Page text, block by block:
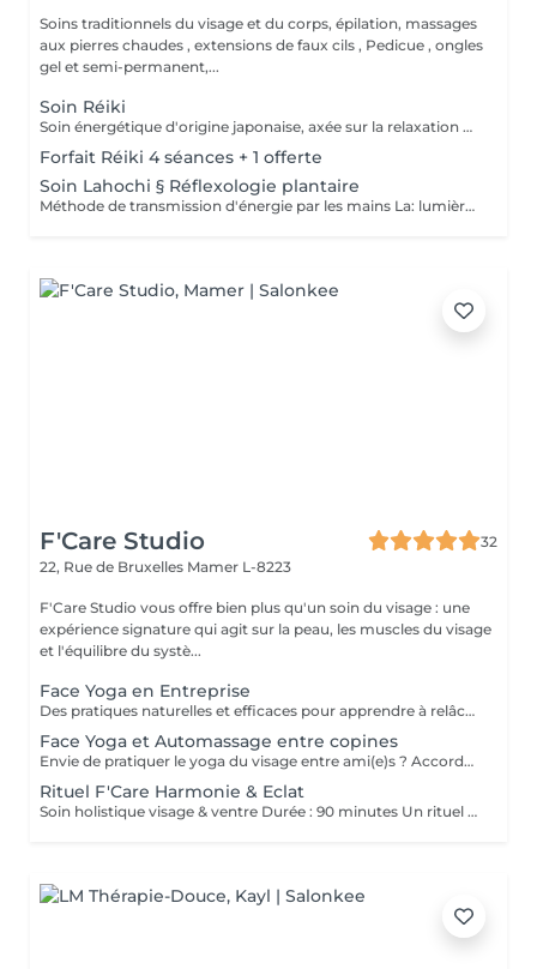
Soins traditionnels du visage et du corps, épilation, massages
aux pierres chaudes , extensions de faux cils , Pedicue , ongles
gel et semi-permanent,...
Soin Réiki
Soin énergétique d'origine japonaise, axée sur la relaxation et l'harmonisation du corps et de l'esprit. REI: universel KI: énergie vital Le praticien pose doucement les mains sur les différentes zones , il n'y a pas de manipulation ou de pression. Effets: -Réduction du stress et de l'anxiété -Sensation de calme et de lâcher prise -Aide à apaiser le mental -favorise l'endormissement -Aide à relâcher les tensions émotionnelles le réiki est une pratique douce qui vise surtout : -la détente -l'équilibre émotionnel -le bien-être global A faire seul ou en cure de 4 séances
Forfait Réiki 4 séances + 1 offerte
Soin Lahochi § Réflexologie plantaire
Méthode de transmission d'énergie par les mains La: lumière, amour HO: mouvement de l'énergie CHI: energie vitale Effets: -Diminue le stress -Procure un calme profond et durable -Aide à harmoniser le corps et l'esprit - Energie retrouvée - Favorise le lâcher-prise -Harmonisation des Chakras Couplé à la réflexologie plantaire c'est un soin qui apporte une relaxation complète et durable alliant les bienfaits du soin énergétique et ceux de la réflexologie . A faire seul ou en cure de 4 séances "Détente absolue "
F'Care Studio
32
22, Rue de Bruxelles Mamer L-8223
F'Care Studio vous offre bien plus qu'un soin du visage : une
expérience signature qui agit sur la peau, les muscles du visage
et l'équilibre du systè...
Face Yoga en Entreprise
Des pratiques naturelles et efficaces pour apprendre à relâcher les tensions musculaires accumulées au cours de la journée, corriger la posture et défatiguer le regard. En associant la respiration aux exercices, le yoga du visage favorise la relaxation et la concentration mentale. Le Yoga du visage apporte une prise de conscience. C'est une boîte à outils dans laquelle chacun peut piocher l'outil qui répondra à son besoin au moment précis que ce soit un exercice, un automassage, un point d'acupression, le taping. C'est un véritable allié dans la prise en charge du bien-être de vos employés au quotidien ! Ce cours est pratiqué sur place, pour des groupes de 15 personnes maximum et ne nécessite aucun changement de tenue.
Face Yoga et Automassage entre copines
Envie de pratiquer le yoga du visage entre ami(e)s ? Accordez-vous un moment de détente et de partage, tout en apprenant les pratiques de Yoga facial et de l'automassage. Des solutions naturelles et efficaces pour tonifier, lisser, restructurer le visage, et raviver l'éclat. Franciane adapte le contenu du cours selon votre tranche d'âge, vos préoccupations et envies. Les cours collectifs sont proposés pour des groupes de 3 à 10 personnes. Prix dégressif à partir de 5 participantes Cours de 60 minutes en présentiel chez F'Care Studio, 22 rue de Bruxelles, L-8223 Mamer (Luxembourg).
Rituel F'Care Harmonie & Eclat
Soin holistique visage & ventre Durée : 90 minutes Un rituel profondément rééquilibrant qui relie le ventre, le visage et le système nerveux pour libérer les tensions accumulées, alléger le corps et révéler l'éclat naturel du visage. Le Rituel F'Care Harmonie & Éclat débute par un massage abdominal inspiré du Chi Nei Tsang, associé à des techniques de drainage et de travail manuel profond visant à relâcher les tensions physiques et émotionnelles logées dans le ventre. Cette première étape favorise une sensation de légèreté, améliore la circulation et invite le corps à un profond lâcher-prise. Le soin se poursuit avec un massage de la nuque, du cuir chevelu et un massage Face Sculpting sur mesure du visage., Les tensions musculaires se relâchent, les traits se défatiguent, les volumes du visage retrouvent davantage d'harmonie et la peau révèle un éclat plus frais et lumineux. Chaque séance est adaptée aux besoins du moment afin d'accompagner le visage et le corps vers un équilibre plus global. Bienfaits du rituel : Libération des tensions abdominales et émotionnelles Sensation de légèreté et de fluidité dans le corps Relâchement des tensions du visage, de la nuque et des trapèzes Drainage et stimulation de la circulation Traits plus détendus et visage plus lumineux Soutien de l'équilibre global du corps et du système nerveux Résultat : Le ventre se relâche, la respiration devient plus fluide, le visage retrouve de la douceur et de l'éclat. Le corps s'allège, l'esprit s'apaise et une sensation profonde d'harmonie intérieure s'installe.